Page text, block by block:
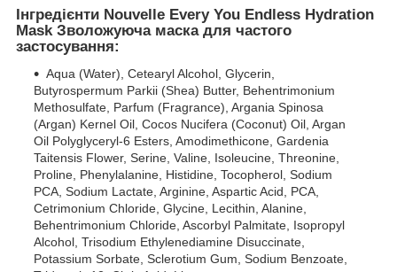
Інгредієнти Nouvelle Every You Endless Hydration
Mask Зволожуюча маска для частого
застосування:
Aqua (Water), Cetearyl Alcohol, Glycerin,
Butyrospermum Parkii (Shea) Butter, Behentrimonium
Methosulfate, Parfum (Fragrance), Argania Spinosa
(Argan) Kernel Oil, Cocos Nucifera (Coconut) Oil, Argan
Oil Polyglyceryl-6 Esters, Amodimethicone, Gardenia
Taitensis Flower, Serine, Valine, Isoleucine, Threonine,
Proline, Phenylalanine, Histidine, Tocopherol, Sodium
PCA, Sodium Lactate, Arginine, Aspartic Acid, PCA,
Cetrimonium Chloride, Glycine, Lecithin, Alanine,
Behentrimonium Chloride, Ascorbyl Palmitate, Isopropyl
Alcohol, Trisodium Ethylenediamine Disuccinate,
Potassium Sorbate, Sclerotium Gum, Sodium Benzoate,